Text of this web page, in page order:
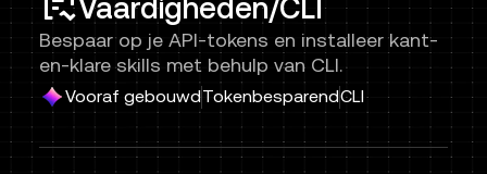
Vaardigheden/CLI
Bespaar op je API-tokens en installeer kant-
en-klare skills met behulp van CLI.
Vooraf gebouwdTokenbesparendCLI